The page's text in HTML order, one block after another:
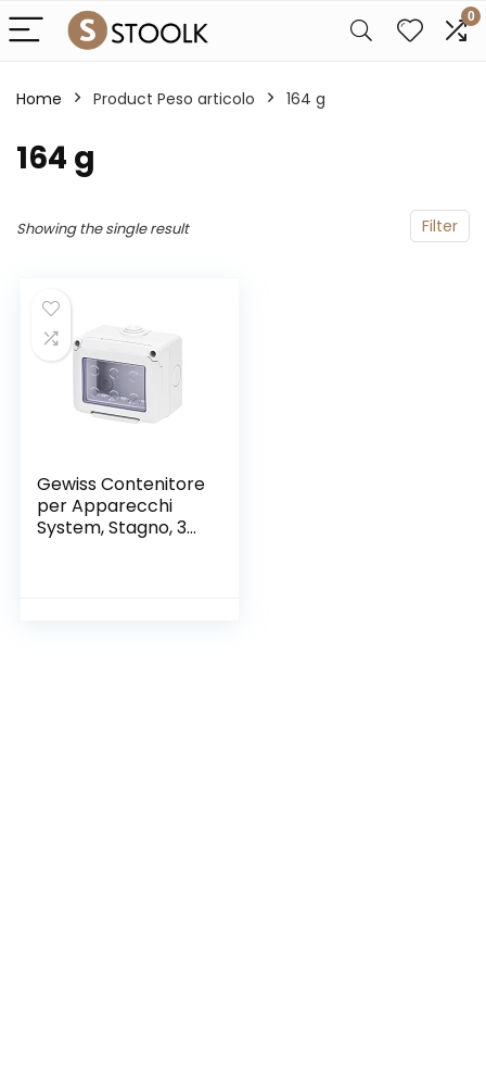
0
Home Product Peso articolo ‎164 g
‎164 g
Filter
Showing the single result
Gewiss Contenitore
per Apparecchi
System, Stagno, 3